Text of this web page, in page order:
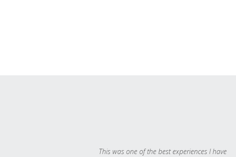
This was one of the best experiences I have